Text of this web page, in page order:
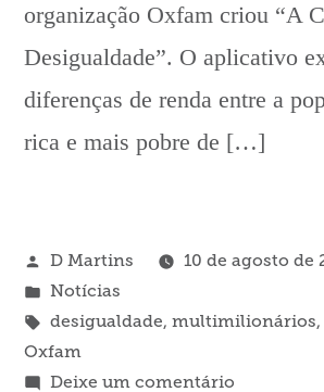
organização Oxfam criou “A
Desigualdade”. O aplicativo
diferenças de renda entre a
rica e mais pobre de […]
Publicado
por
D Martins
10 de agosto de
Publicado
em
Notícias
Tags:
desigualdade, multimilionários,
Oxfam
Deixe um comentárioem